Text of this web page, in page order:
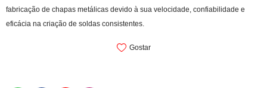
fabricação de chapas metálicas devido à sua velocidade, confiabilidade e
eficácia na criação de soldas consistentes.
Gostar